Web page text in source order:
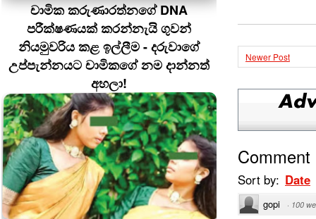
චාමික කරුණාරත්නගේ DNA
පරීක්ෂණයක් කරන්නැයි ගුවන්
නියමුවරිය කළ ඉල්ලීම - දරුවාගේ
උප්පැන්නයට චාමිකගේ නම දාන්නත්
අහලා!
Newer Post
Comment
Sort by: Date
gopi · 100